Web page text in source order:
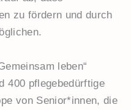
zu fördern und durch
leben“
400 pflegebedürftige
von Senior*innen, die